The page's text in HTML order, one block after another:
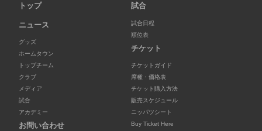
トップ
ニュース
グッズ
ホームタウン
トップチーム
クラブ
メディア
試合
アカデミー
お問い合わせ
試合
試合日程
順位表
チケット
チケットガイド
席種・価格表
チケット購入方法
販売スケジュール
ニッパツシート
Buy Ticket Here